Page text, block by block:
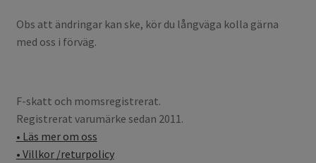
Obs att ändringar kan ske, kör du långväga kolla gärna
med oss i förväg.
F-skatt och momsregistrerat.
Registrerat varumärke sedan 2011.
• Läs mer om oss
• Villkor /returpolicy